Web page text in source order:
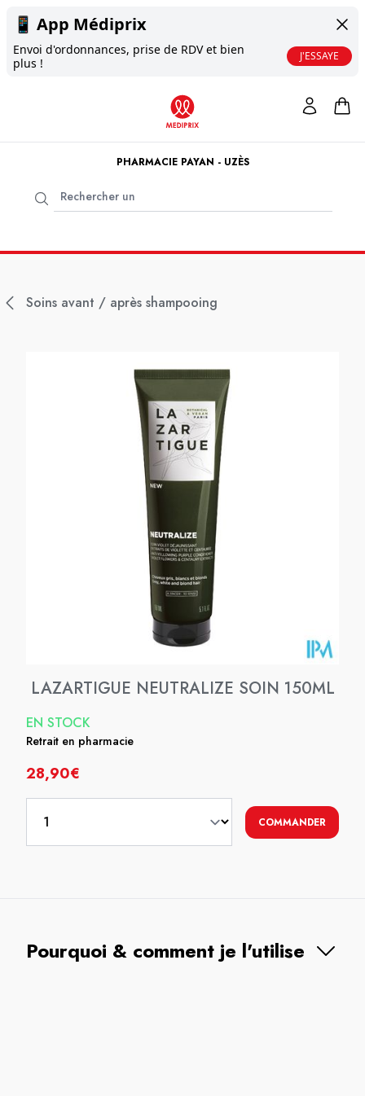
📱 App Médiprix
Envoi d'ordonnances, prise de RDV et bien
plus !
J'ESSAYE
PHARMACIE PAYAN - UZÈS
Soins avant / après shampooing
LAZARTIGUE NEUTRALIZE SOIN 150ML
EN STOCK
Retrait en pharmacie
28,90€
COMMANDER
Pourquoi & comment je l'utilise